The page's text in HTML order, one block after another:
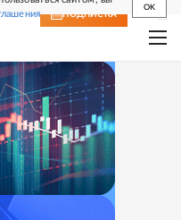
OK
ПОДПИСКА